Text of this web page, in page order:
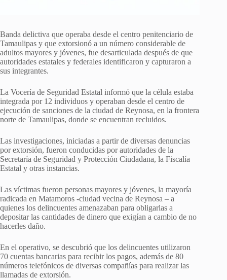
Banda delictiva que operaba desde el centro penitenciario de
Tamaulipas y que extorsionó a un número considerable de
adultos mayores y jóvenes, fue desarticulada después de que
autoridades estatales y federales identificaron y capturaron a
sus integrantes.
La Vocería de Seguridad Estatal informó que la célula estaba
integrada por 12 individuos y operaban desde el centro de
ejecución de sanciones de la ciudad de Reynosa, en la frontera
norte de Tamaulipas, donde se encuentran recluidos.
Las investigaciones, iniciadas a partir de diversas denuncias
por extorsión, fueron conducidas por autoridades de la
Secretaría de Seguridad y Protección Ciudadana, la Fiscalía
Estatal y otras instancias.
Las víctimas fueron personas mayores y jóvenes, la mayoría
radicada en Matamoros -ciudad vecina de Reynosa – a
quienes los delincuentes amenazaban para obligarlas a
depositar las cantidades de dinero que exigían a cambio de no
hacerles daño.
En el operativo, se descubrió que los delincuentes utilizaron
70 cuentas bancarias para recibir los pagos, además de 80
números telefónicos de diversas compañías para realizar las
llamadas de extorsión.